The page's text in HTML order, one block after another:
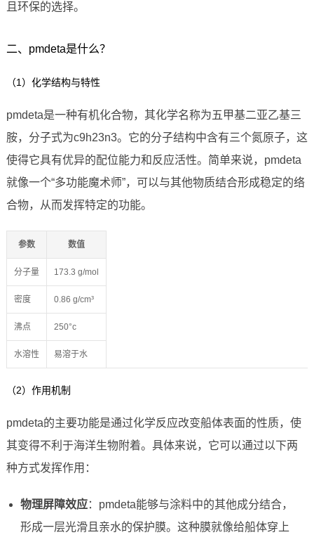
且环保的选择。
二、pmdeta是什么？
（1）化学结构与特性
pmdeta是一种有机化合物，其化学名称为五甲基二亚乙基三
胺，分子式为c9h23n3。它的分子结构中含有三个氮原子，这
使得它具有优异的配位能力和反应活性。简单来说，pmdeta
就像一个“多功能魔术师”，可以与其他物质结合形成稳定的络
合物，从而发挥特定的功能。
参数 数值
分子量 173.3 g/mol
密度 0.86 g/cm³
沸点 250°c
水溶性 易溶于水
（2）作用机制
pmdeta的主要功能是通过化学反应改变船体表面的性质，使
其变得不利于海洋生物附着。具体来说，它可以通过以下两
种方式发挥作用：
物理屏障效应：pmdeta能够与涂料中的其他成分结合，
形成一层光滑且亲水的保护膜。这种膜就像给船体穿上